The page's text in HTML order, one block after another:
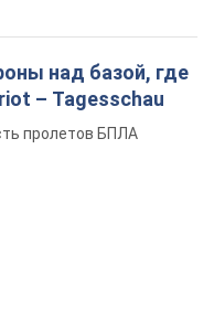
над базой, где
– Tagesschau
пролетов БПЛА